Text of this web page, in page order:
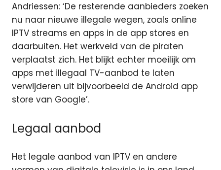
Andriessen: ‘De resterende aanbieders zoeken
nu naar nieuwe illegale wegen, zoals online
IPTV streams en apps in de app stores en
daarbuiten. Het werkveld van de piraten
verplaatst zich. Het blijkt echter moeilijk om
apps met illegaal TV-aanbod te laten
verwijderen uit bijvoorbeeld de Android app
store van Google’.
Legaal aanbod
Het legale aanbod van IPTV en andere